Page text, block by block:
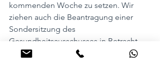
kommenden Woche zu setzen. Wir
ziehen auch die Beantragung einer
Sondersitzung des
Gesundheitsausschusses in Betracht.
Die heutige Ankündigung des